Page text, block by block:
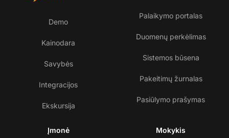
Demo
Kainodara
Savybės
Integracijos
Ekskursija
Palaikymo portalas
Duomenų perkėlimas
Sistemos būsena
Pakeitimų žurnalas
Pasiūlymo prašymas
Įmonė Mokykis